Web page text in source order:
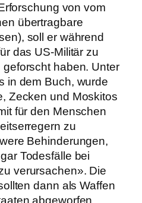
von vom
übertragbare
soll er während
das US-Militär zu
geforscht haben. Unter
in dem Buch, wurde
Zecken und Moskitos
für den Menschen
zu
Behinderungen,
Todesfälle bei
verursachen». Die
dann als Waffen
abgeworfen